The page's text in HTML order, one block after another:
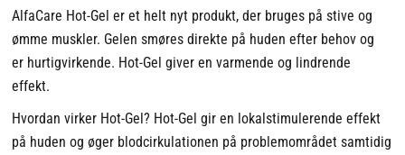
AlfaCare Hot-Gel er et helt nyt produkt, der bruges på stive og
ømme muskler. Gelen smøres direkte på huden efter behov og
er hurtigvirkende. Hot-Gel giver en varmende og lindrende
effekt.
Hvordan virker Hot-Gel? Hot-Gel gir en lokalstimulerende effekt
på huden og øger blodcirkulationen på problemområdet samtidig